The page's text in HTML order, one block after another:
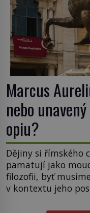
Marcus
nebo
opiu?
Dějiny si římského
pamatují jako
filozofii, byť
v kontextu jeho